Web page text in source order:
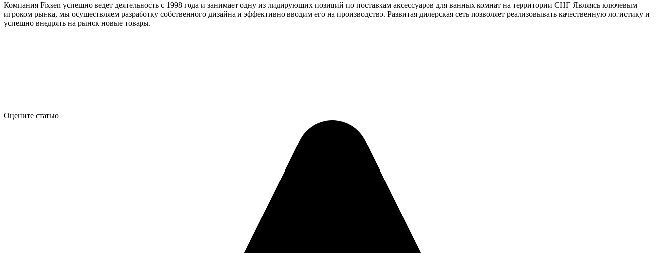
Компания Fixsen успешно ведет деятельность с 1998 года и занимает одну из лидирующих позиций по поставкам аксессуаров для ванных комнат на территории СНГ. Являясь ключевым
игроком рынка, мы осуществляем разработку собственного дизайна и эффективно вводим его на производство. Развитая дилерская сеть позволяет реализовывать качественную логистику и
успешно внедрять на рынок новые товары.
Оцените статью